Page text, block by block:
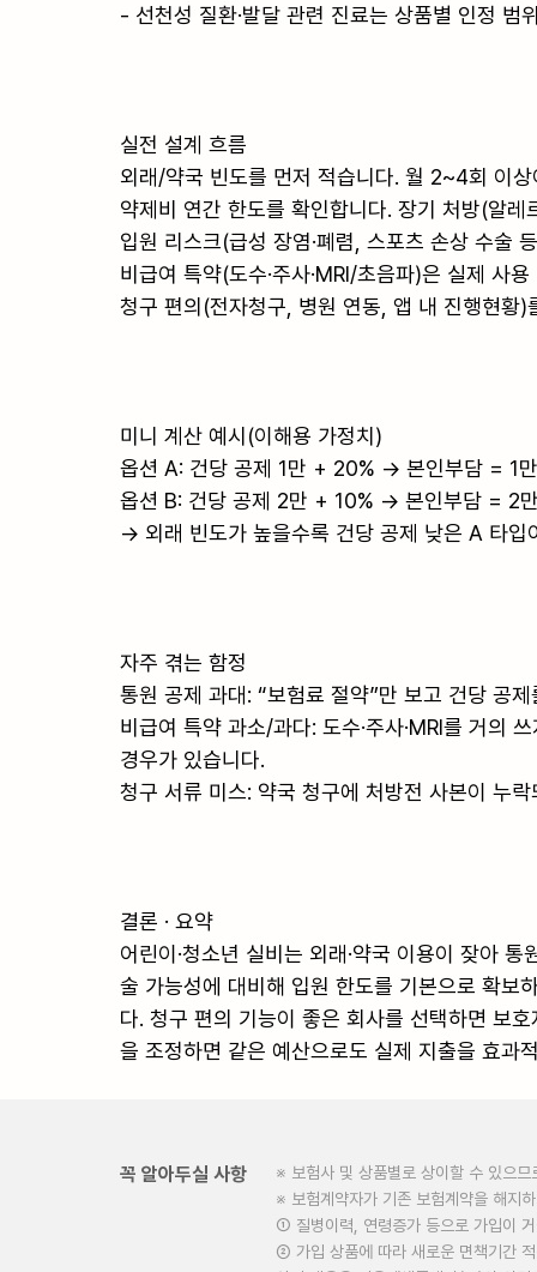
- 선천성 질환·발달 관련 진료는 상품별 인정 범
실전 설계 흐름
외래/약국 빈도를 먼저 적습니다. 월 2~4회 이
약제비 연간 한도를 확인합니다. 장기 처방(알
입원 리스크(급성 장염·폐렴, 스포츠 손상 수술
비급여 특약(도수·주사·MRI/초음파)은 실제 사
청구 편의(전자청구, 병원 연동, 앱 내 진행현황
미니 계산 예시(이해용 가정치)
옵션 A: 건당 공제 1만 + 20% → 본인부담 = 1
옵션 B: 건당 공제 2만 + 10% → 본인부담 = 2
→ 외래 빈도가 높을수록 건당 공제 낮은 A 타입
자주 겪는 함정
통원 공제 과대: “보험료 절약”만 보고 건당 공
비급여 특약 과소/과다: 도수·주사·MRI를 거의
경우가 있습니다.
청구 서류 미스: 약국 청구에 처방전 사본이 누
결론 · 요약
어린이·청소년 실비는 외래·약국 이용이 잦아
술 가능성에 대비해 입원 한도를 기본으로 확보
다. 청구 편의 기능이 좋은 회사를 선택하면 보
을 조정하면 같은 예산으로도 실제 지출을 효과
꼭 알아두실 사항
※ 보험사 및 상품별로 상이할 수 있으
※ 보험계약자가 기존 보험계약을 해지
① 질병이력, 연령증가 등으로 가입이
② 가입 상품에 따라 새로운 면책기간